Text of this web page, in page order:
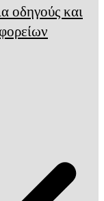
οδηγούς και